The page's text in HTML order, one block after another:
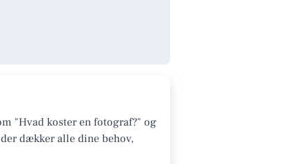
"Hvad koster en fotograf?" og
dækker alle dine behov,